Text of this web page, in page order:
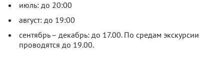
июль: до 20:00
август: до 19:00
сентябрь – декабрь: до 17.00. По средам экскурсии
проводятся до 19.00.